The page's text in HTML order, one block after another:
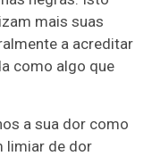
mais suas
a acreditar
como algo que
a sua dor como
limiar de dor